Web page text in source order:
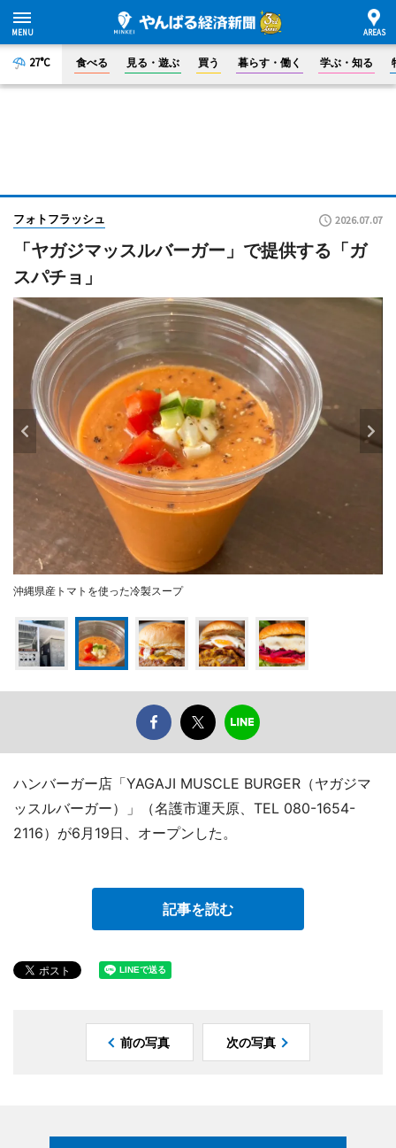
27°C 食べる 見る・遊ぶ 買う 暮らす・働く 学ぶ・知る
フォトフラッシュ 2026.07.07
「ヤガジマッスルバーガー」で提供する「ガ
スパチョ」
沖縄県産トマトを使った冷製スープ
ハンバーガー店「YAGAJI MUSCLE BURGER（ヤガジマ
ッスルバーガー）」（名護市運天原、TEL 080-1654-
2116）が6月19日、オープンした。
記事を読む
前の写真 次の写真